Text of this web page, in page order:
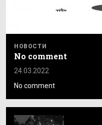
НОВОСТИ
No comment
24.03.2022
No comment